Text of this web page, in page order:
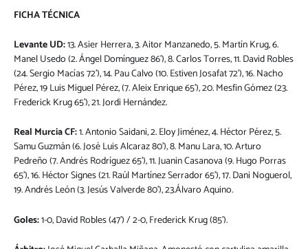
FICHA TÉCNICA
Levante UD:13. Asier Herrera, 3. Aitor Manzanedo, 5. Martín Krug, 6.
Manel Usedo (2. Ángel Domínguez 86’), 8. Carlos Torres, 11. David Robles
(24. Sergio Macías 72’), 14. Pau Calvo (10. Estiven Josafat 72’), 16. Nacho
Pérez, 19 Luis Miguel Pérez, (7. Aleix Enrique 65’), 20. Mesfin Gómez (23.
Frederick Krug 65’), 21. Jordi Hernández.
Real Murcia CF:1. Antonio Saidani, 2. Eloy Jiménez, 4. Héctor Pérez, 5.
Samu Guzmán (6. José Luis Alcaraz 80’), 8. Manu Lara, 10. Arturo
Pedreño (7. Andrés Rodríguez 65’), 11. Juanin Casanova (9. Hugo Porras
65’), 16. Héctor Signes (21. Raúl Martínez Serrador 65’), 17. Dani Noguerol,
19. Andrés León (3. Jesús Valverde 80’), 23.Álvaro Aquino.
Goles:1-0, David Robles (47’) / 2-0, Frederick Krug (85’).